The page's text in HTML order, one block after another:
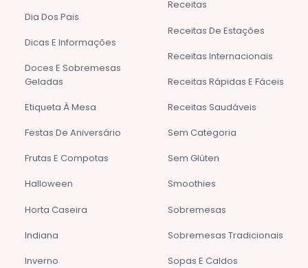
Dia Dos Pais
Dicas E Informações
Doces E Sobremesas
Geladas
Etiqueta À Mesa
Festas De Aniversário
Frutas E Compotas
Halloween
Horta Caseira
Indiana
Inverno
Receitas
Receitas De Estações
Receitas Internacionais
Receitas Rápidas E Fáceis
Receitas Saudáveis
Sem Categoria
Sem Glúten
Smoothies
Sobremesas
Sobremesas Tradicionais
Sopas E Caldos